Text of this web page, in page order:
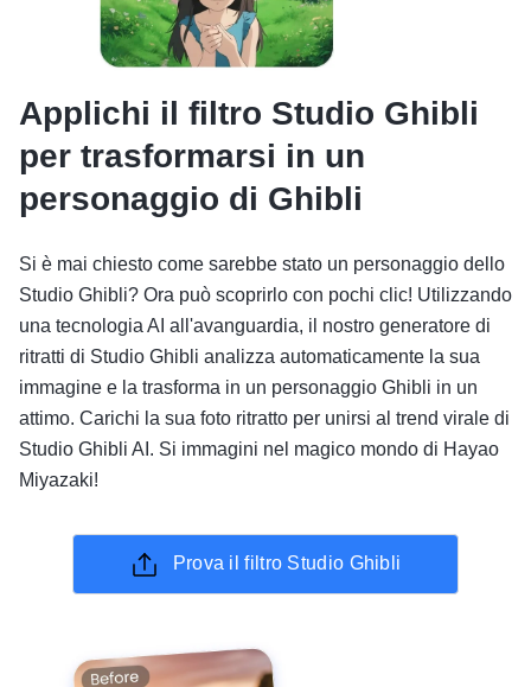
Applichi il filtro Studio Ghibli
per trasformarsi in un
personaggio di Ghibli
Si è mai chiesto come sarebbe stato un personaggio dello
Studio Ghibli? Ora può scoprirlo con pochi clic! Utilizzando
una tecnologia AI all'avanguardia, il nostro generatore di
ritratti di Studio Ghibli analizza automaticamente la sua
immagine e la trasforma in un personaggio Ghibli in un
attimo. Carichi la sua foto ritratto per unirsi al trend virale di
Studio Ghibli AI. Si immagini nel magico mondo di Hayao
Miyazaki!
Prova il filtro Studio Ghibli